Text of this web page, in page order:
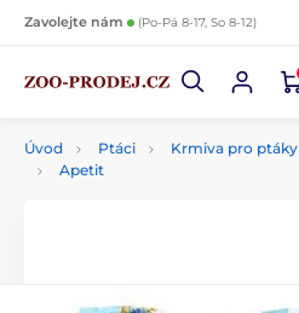
Zavolejte nám (Po-Pá 8-17, So 8-12)
Úvod Ptáci Krmiva pro ptáky
Apetit